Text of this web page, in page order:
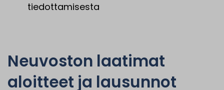
tiedottamisesta
Neuvoston laatimat
aloitteet ja lausunnot